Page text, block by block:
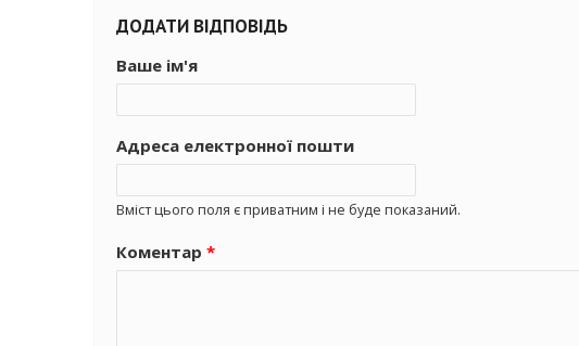
ДОДАТИ ВІДПОВІДЬ
Ваше ім'я
Адреса електронної пошти
Вміст цього поля є приватним і не буде показаний.
Коментар *